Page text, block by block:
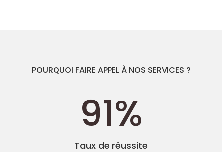
POURQUOI FAIRE APPEL À NOS SERVICES ?
91%
Taux de réussite